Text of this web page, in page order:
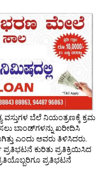
ಬೆಲೆ ನಿಯಂತ್ರಣಕ್ಕೆ ಕ್ರಮ
ಬಾಂಡ್‌ಗಳನ್ನು ಖರೀದಿಸಿ
ಎಂದು ಅವರು ತಿಳಿಸಿದರು.
ಕುರಿತು ಪ್ರತಿಕ್ರಿಯಿಸಿದ
ಪ್ರತಿಭಟನೆ